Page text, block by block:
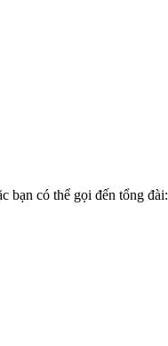
bạn có thể gọi đến tổng đài: